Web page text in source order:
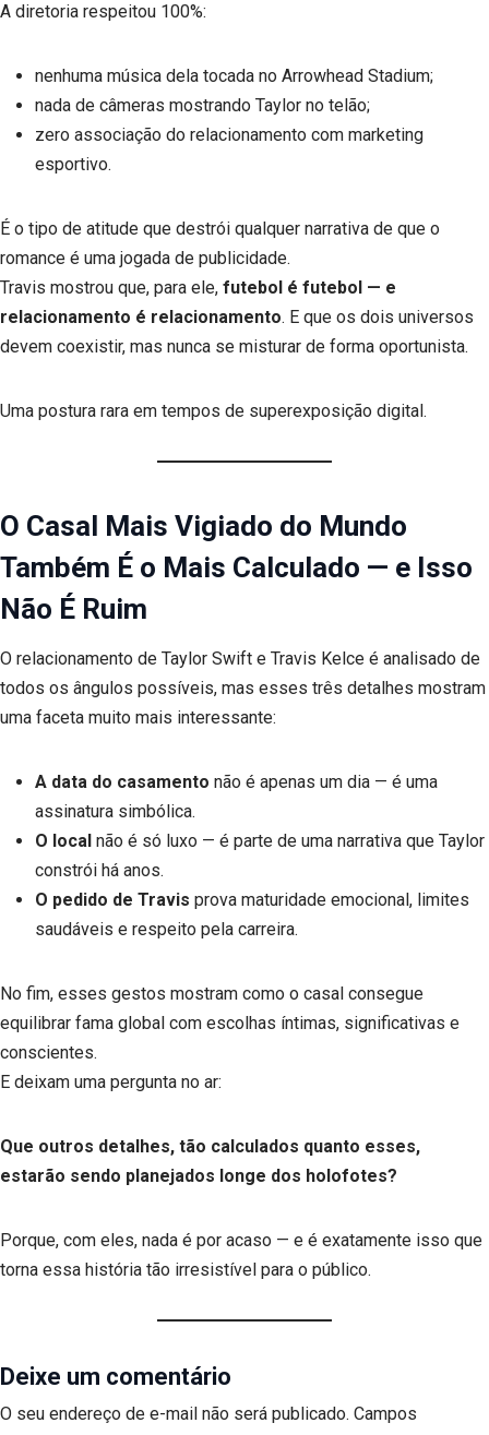
A diretoria respeitou 100%:
nenhuma música dela tocada no Arrowhead Stadium;
nada de câmeras mostrando Taylor no telão;
zero associação do relacionamento com marketing
esportivo.
É o tipo de atitude que destrói qualquer narrativa de que o
romance é uma jogada de publicidade.
Travis mostrou que, para ele, futebol é futebol — e
relacionamento é relacionamento. E que os dois universos
devem coexistir, mas nunca se misturar de forma oportunista.
Uma postura rara em tempos de superexposição digital.
O Casal Mais Vigiado do Mundo
Também É o Mais Calculado — e Isso
Não É Ruim
O relacionamento de Taylor Swift e Travis Kelce é analisado de
todos os ângulos possíveis, mas esses três detalhes mostram
uma faceta muito mais interessante:
A data do casamento não é apenas um dia — é uma
assinatura simbólica.
O local não é só luxo — é parte de uma narrativa que Taylor
constrói há anos.
O pedido de Travis prova maturidade emocional, limites
saudáveis e respeito pela carreira.
No fim, esses gestos mostram como o casal consegue
equilibrar fama global com escolhas íntimas, significativas e
conscientes.
E deixam uma pergunta no ar:
Que outros detalhes, tão calculados quanto esses,
estarão sendo planejados longe dos holofotes?
Porque, com eles, nada é por acaso — e é exatamente isso que
torna essa história tão irresistível para o público.
Deixe um comentário
O seu endereço de e-mail não será publicado. Campos